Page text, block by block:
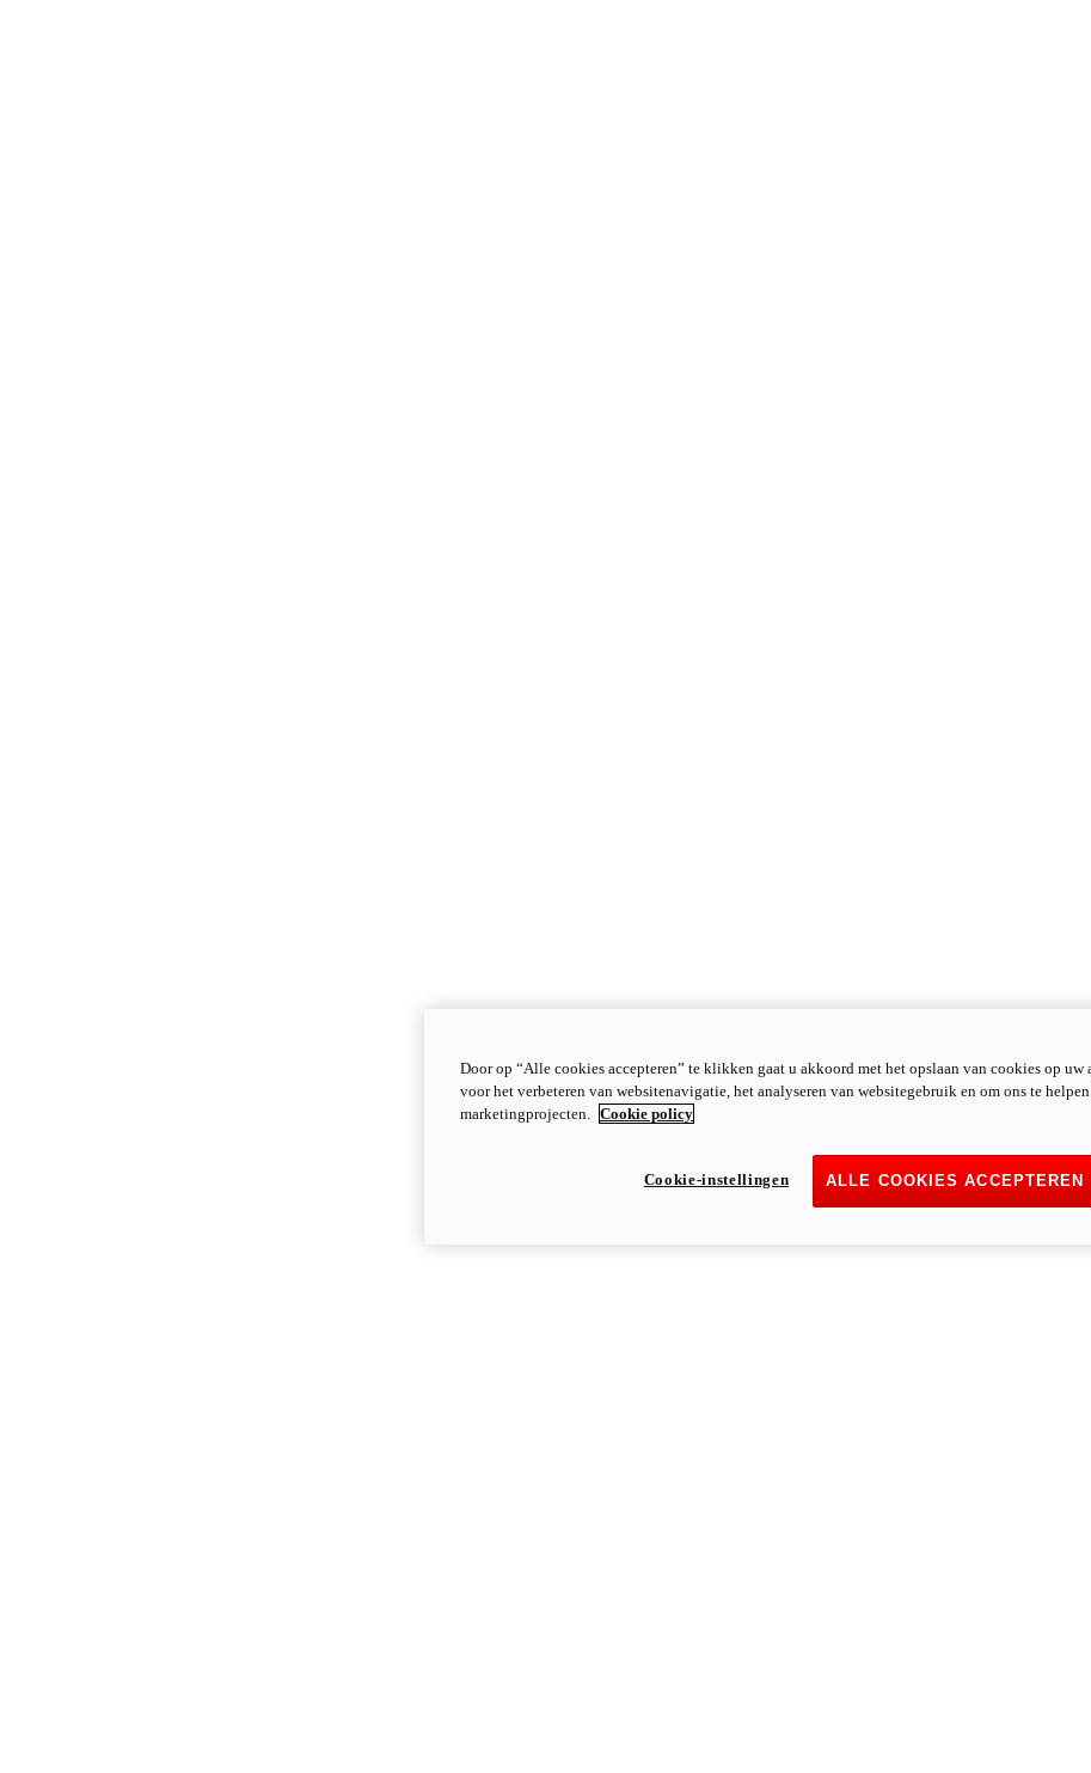
Door op “Alle cookies accepteren” te klikken gaat u akkoord met het opslaan van cookies op uw
voor het verbeteren van websitenavigatie, het analyseren van websitegebruik en om ons te
marketingprojecten. Cookie policy
ALLE COOKIES ACCEPTEREN
Cookie-instellingen